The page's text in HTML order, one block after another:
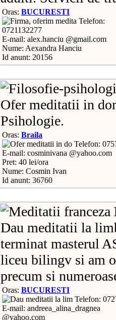
Oras: BUCURESTI
Telefon:
0721132277
E-mail: alex.hanciu @gmail.com
Nume: Aexandra Hanciu
Id anunt: 20156
Ofer meditatii in
Psihologie.
Oras: Braila
Telefon:
E-mail: cosminivana @yahoo.com
Pret: 40 lei/ora
Nume: Cosmin Ivan
Id anunt: 36760
Dau meditatii la
terminat masterul
liceu bilingv si am
precum si
Oras: BUCURESTI
Telefon:
E-mail: andreea_alina_dragnea
@yahoo.com